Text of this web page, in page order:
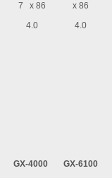
7 x 86
x 86
4.0 4.0
GX-4000 GX-6100